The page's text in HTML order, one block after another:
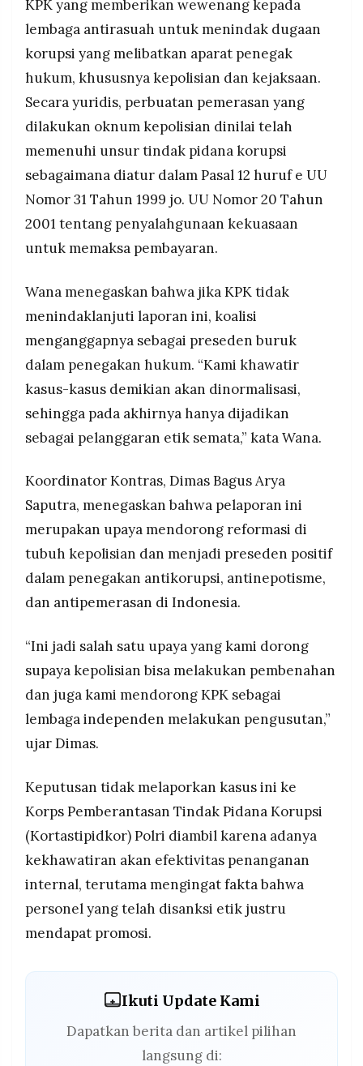
KPK yang memberikan wewenang kepada
lembaga antirasuah untuk menindak dugaan
korupsi yang melibatkan aparat penegak
hukum, khususnya kepolisian dan kejaksaan.
Secara yuridis, perbuatan pemerasan yang
dilakukan oknum kepolisian dinilai telah
memenuhi unsur tindak pidana korupsi
sebagaimana diatur dalam Pasal 12 huruf e UU
Nomor 31 Tahun 1999 jo. UU Nomor 20 Tahun
2001 tentang penyalahgunaan kekuasaan
untuk memaksa pembayaran.
Wana menegaskan bahwa jika KPK tidak
menindaklanjuti laporan ini, koalisi
menganggapnya sebagai preseden buruk
dalam penegakan hukum. “Kami khawatir
kasus-kasus demikian akan dinormalisasi,
sehingga pada akhirnya hanya dijadikan
sebagai pelanggaran etik semata,” kata Wana.
Koordinator Kontras, Dimas Bagus Arya
Saputra, menegaskan bahwa pelaporan ini
merupakan upaya mendorong reformasi di
tubuh kepolisian dan menjadi preseden positif
dalam penegakan antikorupsi, antinepotisme,
dan antipemerasan di Indonesia.
“Ini jadi salah satu upaya yang kami dorong
supaya kepolisian bisa melakukan pembenahan
dan juga kami mendorong KPK sebagai
lembaga independen melakukan pengusutan,”
ujar Dimas.
Keputusan tidak melaporkan kasus ini ke
Korps Pemberantasan Tindak Pidana Korupsi
(Kortastipidkor) Polri diambil karena adanya
kekhawatiran akan efektivitas penanganan
internal, terutama mengingat fakta bahwa
personel yang telah disanksi etik justru
mendapat promosi.
Ikuti Update Kami
Dapatkan berita dan artikel pilihan
langsung di: